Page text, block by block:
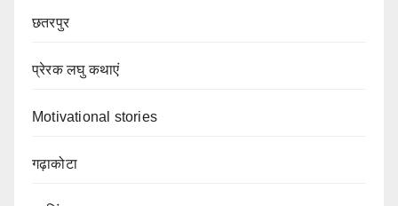
छतरपुर
प्रेरक लघु कथाएं
Motivational stories
गढ़ाकोटा